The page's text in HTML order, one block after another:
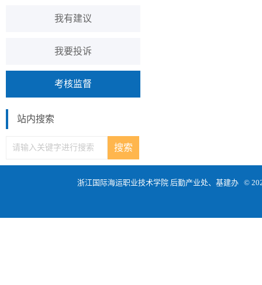
我有建议
我要投诉
考核监督
站内搜索
浙江国际海运职业技术学院 后勤产业处、基建办 ©